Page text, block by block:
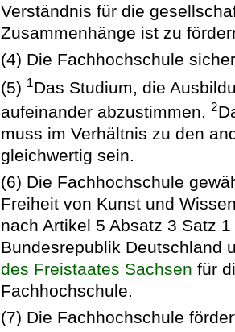
Verständnis für die
Zusammenhänge ist zu
(4) Die Fachhochschule
(5) 1Das Studium, die
aufeinander abzustimmen.2
muss im Verhältnis zu den
gleichwertig sein.
(6) Die Fachhochschule
Freiheit von Kunst und
nach Artikel 5 Absatz 3 Satz
Bundesrepublik Deutschland
des Freistaates Sachsen für
Fachhochschule.
(7) Die Fachhochschule